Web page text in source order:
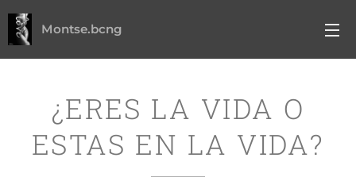
Montse.bcng
¿ERES LA VIDA O
ESTAS EN LA VIDA?